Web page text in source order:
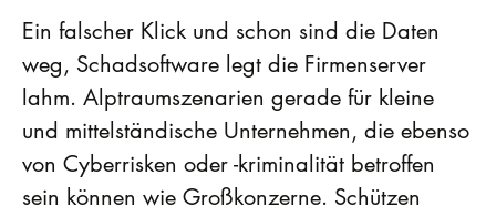
Ein falscher Klick und schon sind die Daten
weg, Schadsoftware legt die Firmenserver
lahm. Alptraumszenarien gerade für kleine
und mittelständische Unternehmen, die ebenso
von Cyberrisken oder -kriminalität betroffen
sein können wie Großkonzerne. Schützen